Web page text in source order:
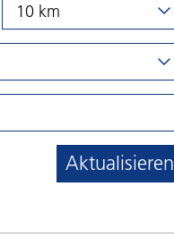
10 km
Aktualisieren